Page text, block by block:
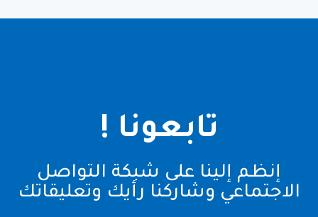
تابعونا !
إنظم إلينا على شبكة التواصل
الاجتماعي وشاركنا رأيك وتعليقاتك